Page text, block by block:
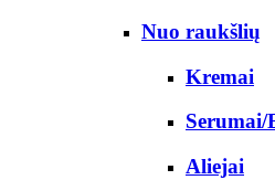
Nuo raukšlių
Kremai
Serumai/
Aliejai